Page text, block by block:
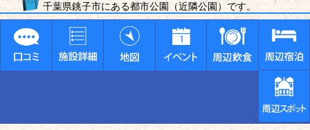
千葉県銚子市にある都市公園（近隣公園）です。